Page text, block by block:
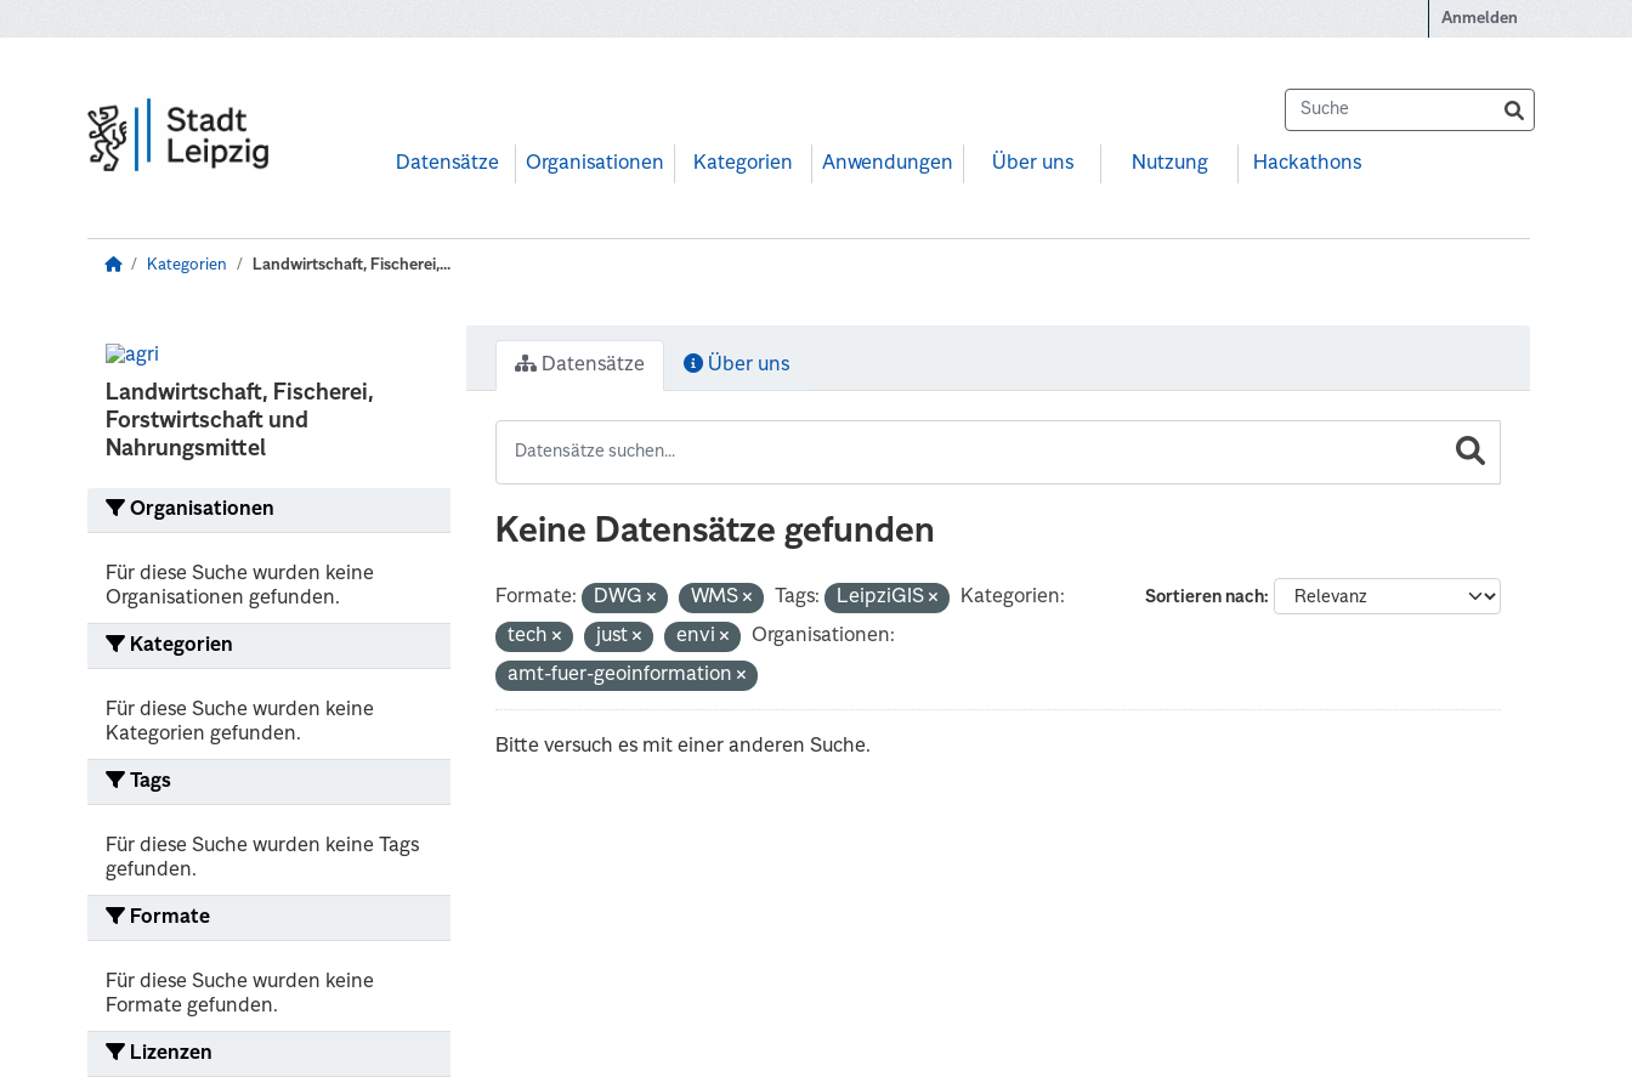
Anmelden
Datensätze Organisationen Kategorien Anwendungen Über uns Nutzung Hackathons
Kategorien Landwirtschaft, Fischerei,...
Landwirtschaft, Fischerei,
Forstwirtschaft und
Nahrungsmittel
Organisationen
Für diese Suche wurden keine
Organisationen gefunden.
Kategorien
Für diese Suche wurden keine
Kategorien gefunden.
Tags
Für diese Suche wurden keine Tags
gefunden.
Formate
Für diese Suche wurden keine
Formate gefunden.
Lizenzen
Datensätze Über uns
Keine Datensätze gefunden
Sortieren nach
Formate: DWG WMS Tags: LeipziGIS
Kategorien:
tech
just envi
Organisationen:
amt-fuer-geoinformation
Bitte versuch es mit einer anderen Suche.